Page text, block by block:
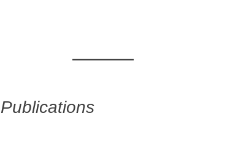
Publications